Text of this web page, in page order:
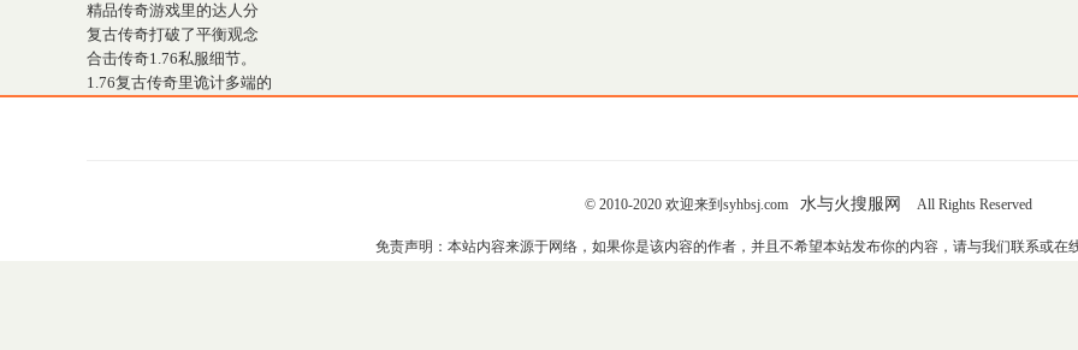
精品传奇游戏里的达人分
复古传奇打破了平衡观念
合击传奇1.76私服细节。
1.76复古传奇里诡计多端的
© 2010-2020 欢迎来到syhbsj.com 水与火搜服网 All Rights Reserved
免责声明：本站内容来源于网络，如果你是该内容的作者，并且不希望本站发布你的内容，请与我们联系或在